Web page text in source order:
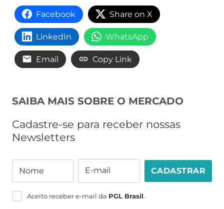
Facebook Share on X
LinkedIn WhatsApp
Email Copy Link
SAIBA MAIS SOBRE O MERCADO
Cadastre-se para receber nossas
Newsletters
Nome
Nome E-mail CADASTRAR
Aceito receber e-mail da PGL Brasil.